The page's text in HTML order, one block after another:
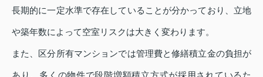
長期的に一定水準で存在していることが分かっており、立地
や築年数によって空室リスクは大きく変わります。
また、区分所有マンションでは管理費と修繕積立金の負担が
あり、多くの物件で段階増額積立方式が採用されているた